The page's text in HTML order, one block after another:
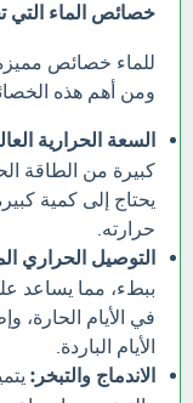
خصائص الماء التي
للماء خصائص
ومن أهم هذه
السعة الحرارية
كبيرة من الطاقة
يحتاج إلى كمية
حرارته.
التوصيل الحراري
ببطء، مما يساعد
في الأيام الحارة،
الأيام الباردة.
الاندماج والتبخر: